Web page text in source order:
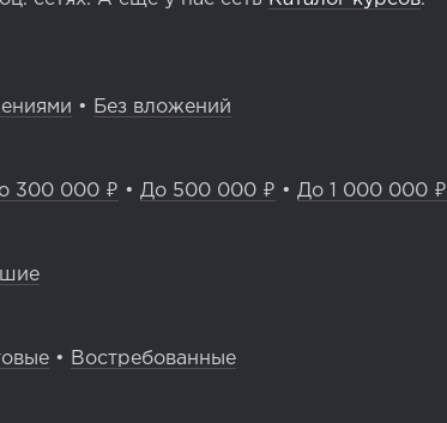
• Без вложений
300 000 ₽ • До 500 000 ₽ • До 1 000 000 ₽
• Востребованные